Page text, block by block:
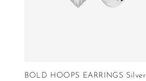
BOLD HOOPS EARRINGS Silver